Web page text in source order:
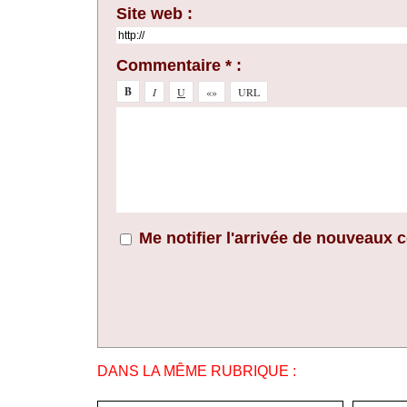
Site web :
Commentaire * :
Me notifier l'arrivée de nouveaux
DANS LA MÊME RUBRIQUE :